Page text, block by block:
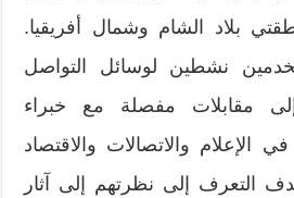
بلاد الشام وشمال أفريقيا.
نشطين لوسائل التواصل
إلى مقابلات مفصلة مع خبراء
الإعلام والاتصالات والاقتصاد
التعرف إلى نظرتهم إلى آثار